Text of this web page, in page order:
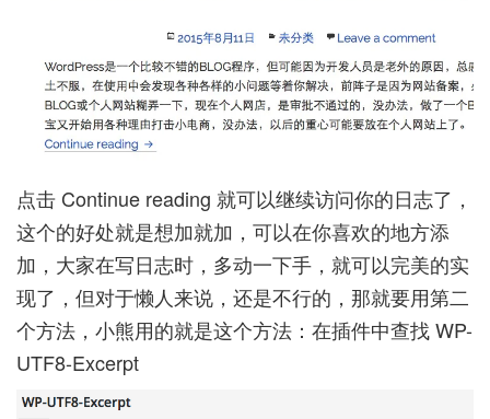
点击 Continue reading 就可以继续访问你的日志了，
这个的好处就是想加就加，可以在你喜欢的地方添
加，大家在写日志时，多动一下手，就可以完美的实
现了，但对于懒人来说，还是不行的，那就要用第二
个方法，小熊用的就是这个方法：在插件中查找 WP-
UTF8-Excerpt